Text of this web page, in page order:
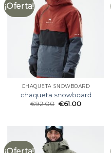
¡Oferta!
CHAQUETA SNOWBOARD
chaqueta snowboard
€92.00 €61.00